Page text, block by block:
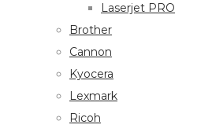
Laserjet PRO
Brother
Cannon
Kyocera
Lexmark
Ricoh